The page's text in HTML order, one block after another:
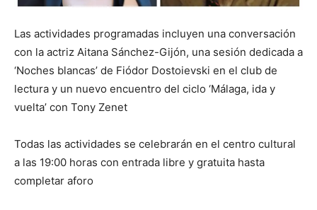
Las actividades programadas incluyen una conversación
con la actriz Aitana Sánchez-Gijón, una sesión dedicada a
‘Noches blancas’ de Fiódor Dostoievski en el club de
lectura y un nuevo encuentro del ciclo ‘Málaga, ida y
vuelta’ con Tony Zenet
Todas las actividades se celebrarán en el centro cultural
a las 19:00 horas con entrada libre y gratuita hasta
completar aforo